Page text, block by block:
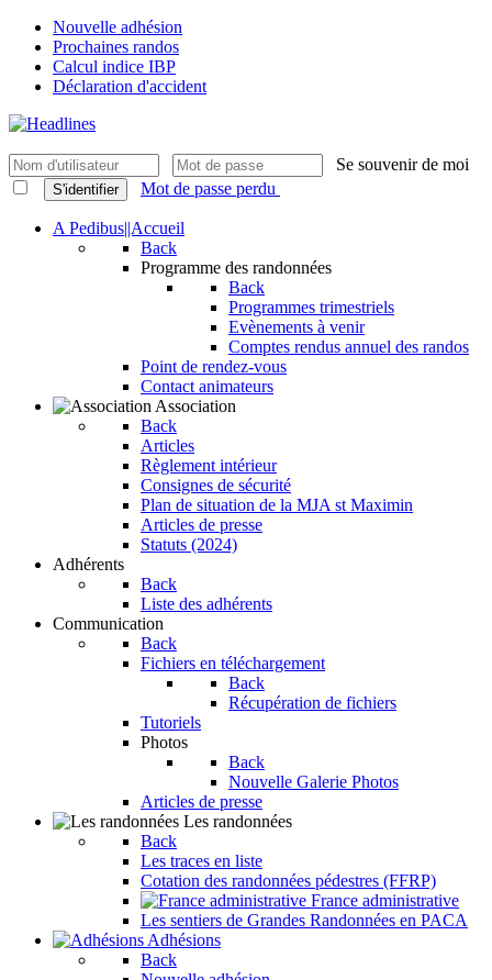
Nouvelle adhésion
Prochaines randos
Calcul indice IBP
Déclaration d'accident
Se souvenir de moi
S'identifier Mot de passe perdu
A Pedibus||Accueil
Back
Programme des randonnées
Back
Programmes trimestriels
Evènements à venir
Comptes rendus annuel des randos
Point de rendez-vous
Contact animateurs
Association
Back
Articles
Règlement intérieur
Consignes de sécurité
Plan de situation de la MJA st Maximin
Articles de presse
Statuts (2024)
Adhérents
Back
Liste des adhérents
Communication
Back
Fichiers en téléchargement
Back
Récupération de fichiers
Tutoriels
Photos
Back
Nouvelle Galerie Photos
Articles de presse
Les randonnées
Back
Les traces en liste
Cotation des randonnées pédestres (FFRP)
France administrative
Les sentiers de Grandes Randonnées en PACA
Adhésions
Back